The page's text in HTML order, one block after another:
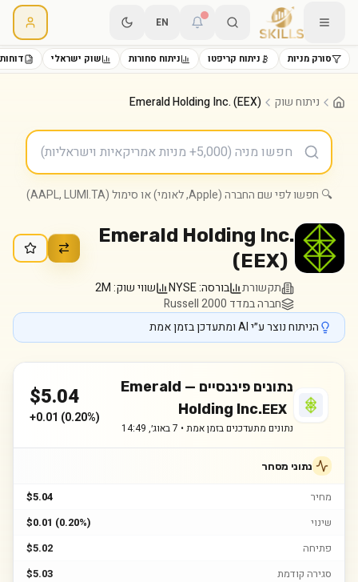
EN
סורק מניות ניתוח קריפטו ניתוח סחורות שוק ישראלי
ניתוח שוק Emerald Holding Inc. (EEX)
🔍 חפשו לפי שם החברה (Apple, לאומי) או סימול (AAPL, LUMI.TA)
Emerald Holding Inc.
(EEX)
תקשורת בורסה:NYSE שווי שוק:2M
חברה במדד Russell 2000
הניתוח נוצר ע״י AI ומתעדכן בזמן אמת
נתונים פיננסיים — Emerald
Holding Inc.EEX
נתונים מתעדכנים בזמן אמת • 7 באוג׳, 14:49
$5.04
+0.01 (0.20%)
נתוני מסחר
מחיר
$5.04
שינוי
$0.01 (0.20%)
פתיחה
$5.02
סגירה קודמת
$5.03